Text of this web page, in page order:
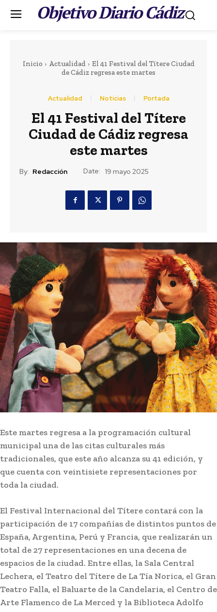
Objetivo Diario Cádiz.
Inicio Actualidad
El 41 Festival del Títere Ciudad
de Cádiz regresa este martes
Actualidad Noticias Portada
El 41 Festival del Títere
Ciudad de Cádiz regresa
este martes
By: Redacción Date: 19 mayo 2025
Este martes regresa a la programación cultural
municipal una de las citas culturales más
tradicionales, que este año alcanza su 41 edición, y
que cuenta con veintisiete representaciones por
toda la ciudad.
El Festival Internacional del Títere contará con la
participación de 17 compañías de distintos puntos de
España, Argentina, Perú y Francia, que realizarán un
total de 27 representaciones en una decena de
espacios de la ciudad. Entre ellas, la Sala Central
Lechera, el Teatro del Títere de La Tía Norica, el Gran
Teatro Falla, el Baluarte de la Candelaria, el Centro de
Arte Flamenco de La Merced y la Biblioteca Adolfo